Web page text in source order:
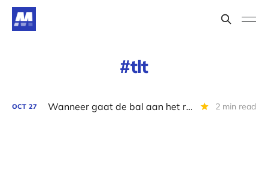
tlt
OCT 27 Wanneer gaat de bal aan het rollen? 2 min read